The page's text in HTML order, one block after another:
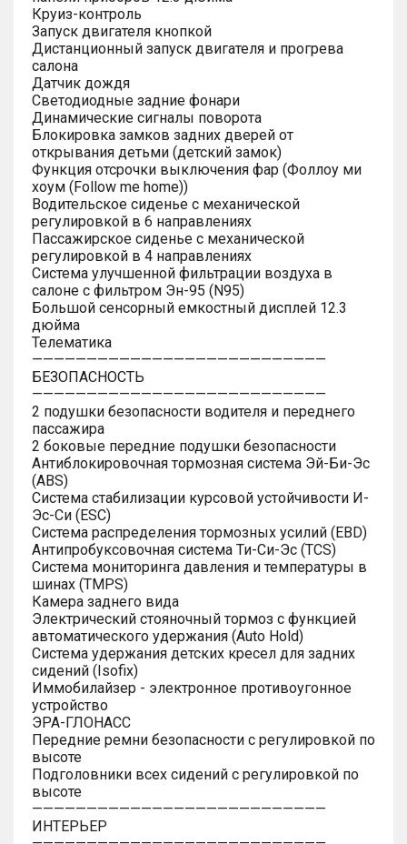
Круиз-контроль
Запуск двигателя кнопкой
Дистанционный запуск двигателя и прогрева
салона
Датчик дождя
Светодиодные задние фонари
Динамические сигналы поворота
Блокировка замков задних дверей от
открывания детьми (детский замок)
Функция отсрочки выключения фар (Фоллоу ми
хоум (Follow me home))
Водительское сиденье с механической
регулировкой в 6 направлениях
Пассажирское сиденье с механической
регулировкой в 4 направлениях
Система улучшенной фильтрации воздуха в
салоне с фильтром Эн-95 (N95)
Большой сенсорный емкостный дисплей 12.3
дюйма
Телематика
———————————————————————————
БЕЗОПАСНОСТЬ
———————————————————————————
2 подушки безопасности водителя и переднего
пассажира
2 боковые передние подушки безопасности
Антиблокировочная тормозная система Эй-Би-Эс
(ABS)
Система стабилизации курсовой устойчивости И-
Эс-Си (ESC)
Система распределения тормозных усилий (EBD)
Антипробуксовочная система Ти-Си-Эс (TCS)
Система мониторинга давления и температуры в
шинах (TMPS)
Камера заднего вида
Электрический стояночный тормоз с функцией
автоматического удержания (Auto Hold)
Система удержания детских кресел для задних
сидений (Isofix)
Иммобилайзер - электронное противоугонное
устройство
ЭРА-ГЛОНАСС
Передние ремни безопасности с регулировкой по
высоте
Подголовники всех сидений с регулировкой по
высоте
———————————————————————————
ИНТЕРЬЕР